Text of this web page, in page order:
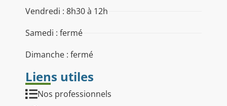
Vendredi : 8h30 à 12h
Samedi : fermé
Dimanche : fermé
Liens utiles
Nos professionnels